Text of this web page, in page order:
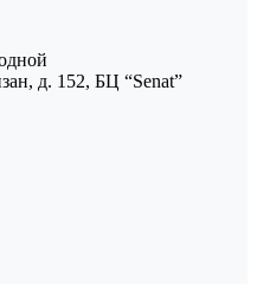
д. 152, БЦ “Senat”